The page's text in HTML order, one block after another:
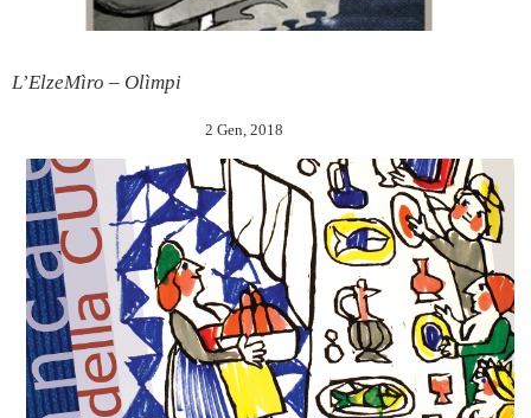
L’ElzeMìro – Olìmpi
2 Gen, 2018